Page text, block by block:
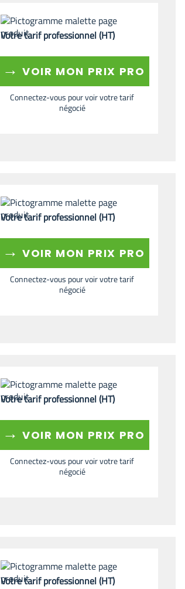
Votre tarif professionnel (HT)
→ VOIR MON PRIX PRO
Connectez-vous pour voir votre tarif
négocié
Votre tarif professionnel (HT)
→ VOIR MON PRIX PRO
Connectez-vous pour voir votre tarif
négocié
Votre tarif professionnel (HT)
→ VOIR MON PRIX PRO
Connectez-vous pour voir votre tarif
négocié
Votre tarif professionnel (HT)